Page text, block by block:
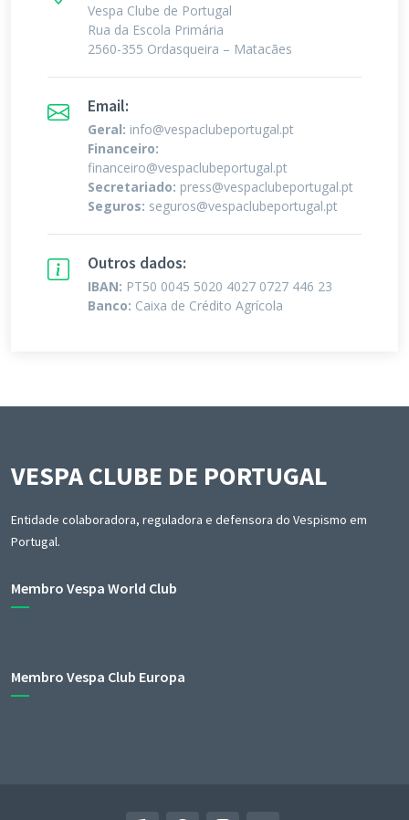
Vespa Clube de Portugal
Rua da Escola Primária
2560-355 Ordasqueira – Matacães
Email:
Geral: info@vespaclubeportugal.pt
Financeiro:
financeiro@vespaclubeportugal.pt
Secretariado: press@vespaclubeportugal.pt
Seguros: seguros@vespaclubeportugal.pt
Outros dados:
IBAN: PT50 0045 5020 4027 0727 446 23
Banco: Caixa de Crédito Agrícola
VESPA CLUBE DE PORTUGAL
Entidade colaboradora, reguladora e defensora do Vespismo em
Portugal.
Membro Vespa World Club
Membro Vespa Club Europa